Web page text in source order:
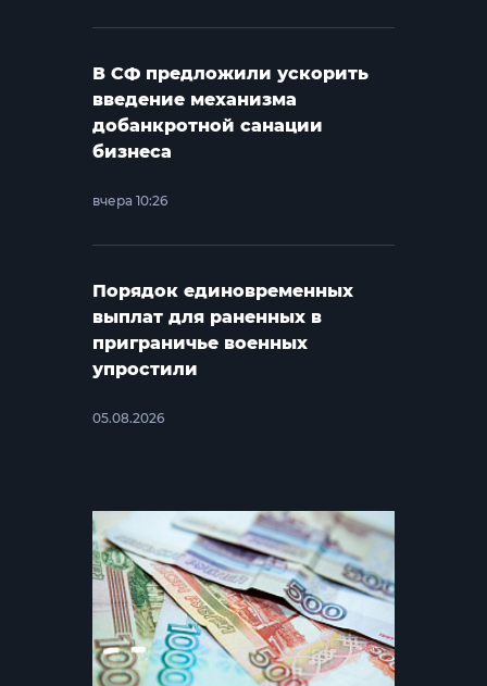
В СФ предложили ускорить
введение механизма
добанкротной санации
бизнеса
вчера 10:26
Порядок единовременных
выплат для раненных в
приграничье военных
упростили
05.08.2026